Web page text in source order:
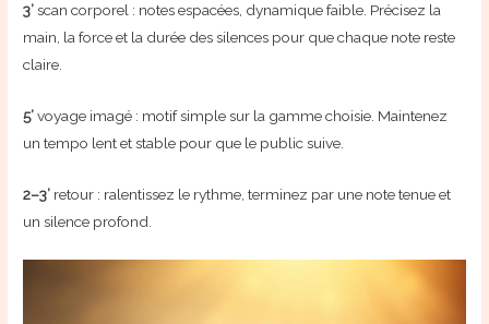
3’scan corporel : notes espacées, dynamique faible. Précisez la
main, la force et la durée des silences pour que chaque note reste
claire.
5’voyage imagé : motif simple sur la gamme choisie. Maintenez
un tempo lent et stable pour que le public suive.
2–3’ retour : ralentissez le rythme, terminez par une note tenue et
un silence profond.